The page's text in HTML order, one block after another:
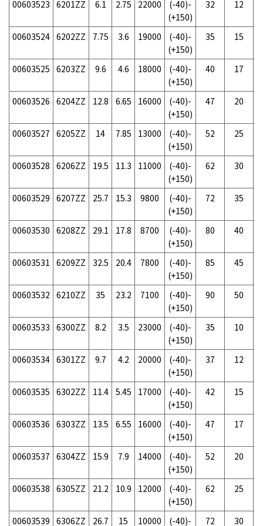
00603523 6201ZZ 6.1 2.75 22000
(-40)-
(+150)
32 12
00603524 6202ZZ 7.75 3.6 19000
(-40)-
(+150)
35 15
00603525 6203ZZ 9.6 4.6 18000
(-40)-
(+150)
40 17
00603526 6204ZZ 12.8 6.65 16000
(-40)-
(+150)
47 20
00603527 6205ZZ 14 7.85 13000
(-40)-
(+150)
52 25
00603528 6206ZZ 19.5 11.3 11000
(-40)-
(+150)
62 30
00603529 6207ZZ 25.7 15.3 9800
(-40)-
(+150)
72 35
00603530 6208ZZ 29.1 17.8 8700
(-40)-
(+150)
80 40
00603531 6209ZZ 32.5 20.4 7800
(-40)-
(+150)
85 45
00603532 6210ZZ 35 23.2 7100
(-40)-
(+150)
90 50
00603533 6300ZZ 8.2 3.5 23000
(-40)-
(+150)
35 10
00603534 6301ZZ 9.7 4.2 20000
(-40)-
(+150)
37 12
00603535 6302ZZ 11.4 5.45 17000
(-40)-
(+150)
42 15
00603536 6303ZZ 13.5 6.55 16000
(-40)-
(+150)
47 17
00603537 6304ZZ 15.9 7.9 14000
(-40)-
(+150)
52 20
00603538 6305ZZ 21.2 10.9 12000
(-40)-
(+150)
62 25
00603539 6306ZZ 26.7 15 10000 (-40)- 72 30